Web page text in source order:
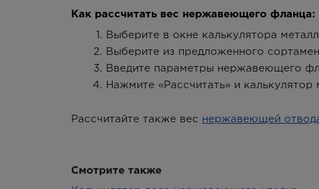
Как рассчитать вес нержавеющего фланца:
Выберите в окне калькулятора
Выберите из предложенного
Введите параметры нержавеющего
Нажмите «Рассчитать» и
Рассчитайте также вес нержавеющей
Смотрите также